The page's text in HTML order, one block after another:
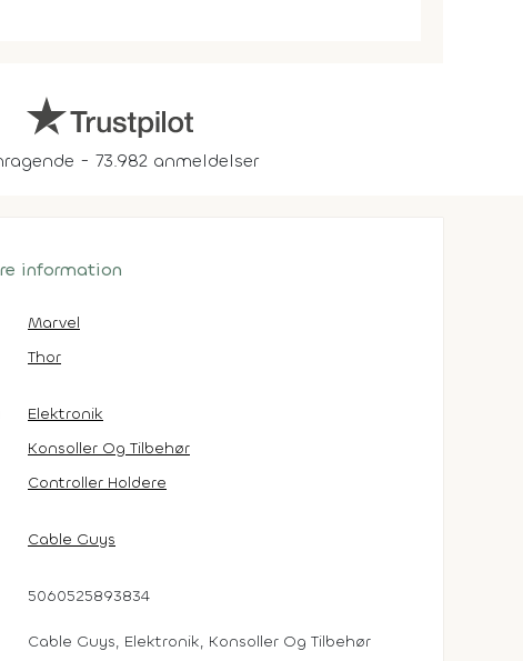
- 73.982 anmeldelser
information
Marvel
Thor
Elektronik
Konsoller Og Tilbehør
Controller Holdere
Cable Guys
5060525893834
Cable Guys, Elektronik, Konsoller Og Tilbehør